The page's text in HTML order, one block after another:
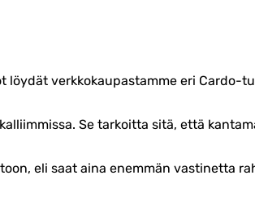
löydät verkkokaupastamme eri Cardo-
Se tarkoitta sitä, että
eli saat aina enemmän vastinetta